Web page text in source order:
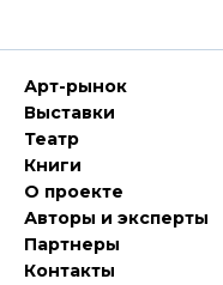
Арт-рынок
Выставки
Театр
Книги
О проекте
Авторы и эксперты
Партнеры
Контакты